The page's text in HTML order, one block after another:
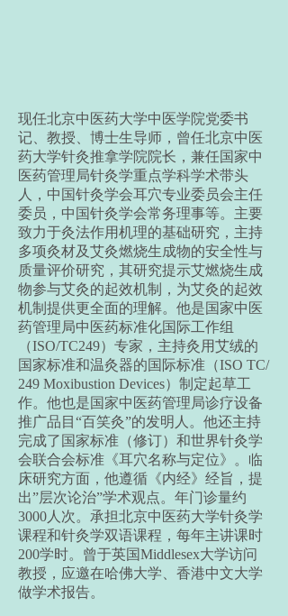
现任北京中医药大学中医学院党委书
记、教授、博士生导师，曾任北京中医
药大学针灸推拿学院院长，兼任国家中
医药管理局针灸学重点学科学术带头
人，中国针灸学会耳穴专业委员会主任
委员，中国针灸学会常务理事等。主要
致力于灸法作用机理的基础研究，主持
多项灸材及艾灸燃烧生成物的安全性与
质量评价研究，其研究提示艾燃烧生成
物参与艾灸的起效机制，为艾灸的起效
机制提供更全面的理解。他是国家中医
药管理局中医药标准化国际工作组
（ISO/TC249）专家，主持灸用艾绒的
国家标准和温灸器的国际标准（ISO TC/
249 Moxibustion Devices）制定起草工
作。他也是国家中医药管理局诊疗设备
推广品目“百笑灸”的发明人。他还主持
完成了国家标准（修订）和世界针灸学
会联合会标准《耳穴名称与定位》。临
床研究方面，他遵循《内经》经旨，提
出”层次论治”学术观点。年门诊量约
3000人次。承担北京中医药大学针灸学
课程和针灸学双语课程，每年主讲课时
200学时。曾于英国Middlesex大学访问
教授，应邀在哈佛大学、香港中文大学
做学术报告。